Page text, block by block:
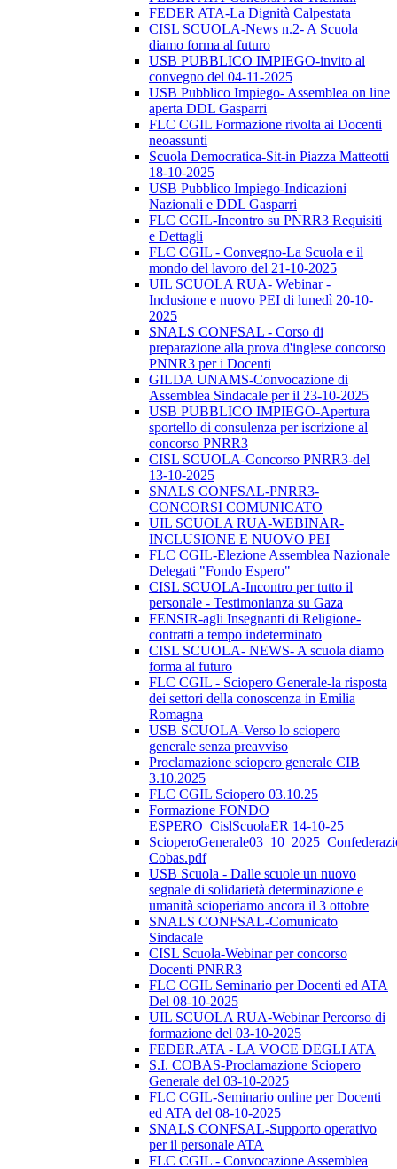
FEDER ATA-La Dignità Calpestata
CISL SCUOLA-News n.2- A Scuola
diamo forma al futuro
USB PUBBLICO IMPIEGO-invito al
convegno del 04-11-2025
USB Pubblico Impiego- Assemblea on line
aperta DDL Gasparri
FLC CGIL Formazione rivolta ai Docenti
neoassunti
Scuola Democratica-Sit-in Piazza Matteotti
18-10-2025
USB Pubblico Impiego-Indicazioni
Nazionali e DDL Gasparri
FLC CGIL-Incontro su PNRR3 Requisiti
e Dettagli
FLC CGIL - Convegno-La Scuola e il
mondo del lavoro del 21-10-2025
UIL SCUOLA RUA- Webinar -
Inclusione e nuovo PEI di lunedì 20-10-
2025
SNALS CONFSAL - Corso di
preparazione alla prova d'inglese concorso
PNNR3 per i Docenti
GILDA UNAMS-Convocazione di
Assemblea Sindacale per il 23-10-2025
USB PUBBLICO IMPIEGO-Apertura
sportello di consulenza per iscrizione al
concorso PNRR3
CISL SCUOLA-Concorso PNRR3-del
13-10-2025
SNALS CONFSAL-PNRR3-
CONCORSI COMUNICATO
UIL SCUOLA RUA-WEBINAR-
INCLUSIONE E NUOVO PEI
FLC CGIL-Elezione Assemblea Nazionale
Delegati "Fondo Espero"
CISL SCUOLA-Incontro per tutto il
personale - Testimonianza su Gaza
FENSIR-agli Insegnanti di Religione-
contratti a tempo indeterminato
CISL SCUOLA- NEWS- A scuola diamo
forma al futuro
FLC CGIL - Sciopero Generale-la risposta
dei settori della conoscenza in Emilia
Romagna
USB SCUOLA-Verso lo sciopero
generale senza preavviso
Proclamazione sciopero generale CIB
3.10.2025
FLC CGIL Sciopero 03.10.25
Formazione FONDO
ESPERO_CislScuolaER 14-10-25
Cobas.pdf
USB Scuola - Dalle scuole un nuovo
segnale di solidarietà determinazione e
umanità scioperiamo ancora il 3 ottobre
SNALS CONFSAL-Comunicato
Sindacale
CISL Scuola-Webinar per concorso
Docenti PNRR3
FLC CGIL Seminario per Docenti ed ATA
Del 08-10-2025
UIL SCUOLA RUA-Webinar Percorso di
formazione del 03-10-2025
FEDER.ATA - LA VOCE DEGLI ATA
S.I. COBAS-Proclamazione Sciopero
Generale del 03-10-2025
FLC CGIL-Seminario online per Docenti
ed ATA del 08-10-2025
SNALS CONFSAL-Supporto operativo
per il personale ATA
FLC CGIL - Convocazione Assemblea